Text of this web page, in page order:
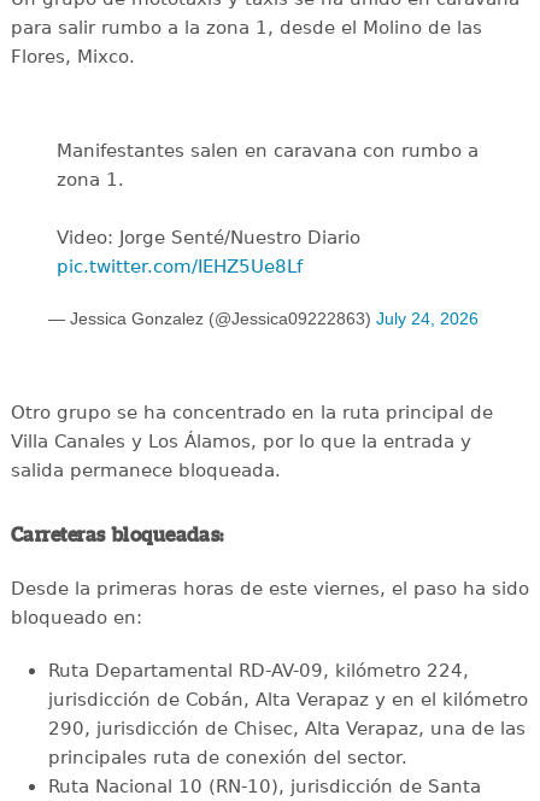
para salir rumbo a la zona 1, desde el Molino de las
Flores, Mixco.
Manifestantes salen en caravana con rumbo a
zona 1.
Video: Jorge Senté/Nuestro Diario
pic.twitter.com/IEHZ5Ue8Lf
— Jessica Gonzalez (@Jessica09222863) July 24, 2026
Otro grupo se ha concentrado en la ruta principal de
Villa Canales y Los Álamos, por lo que la entrada y
salida permanece bloqueada.
Carreteras bloqueadas:
Desde la primeras horas de este viernes, el paso ha sido
bloqueado en:
Ruta Departamental RD-AV-09, kilómetro 224,
jurisdicción de Cobán, Alta Verapaz y en el kilómetro
290, jurisdicción de Chisec, Alta Verapaz, una de las
principales ruta de conexión del sector.
Ruta Nacional 10 (RN-10), jurisdicción de Santa